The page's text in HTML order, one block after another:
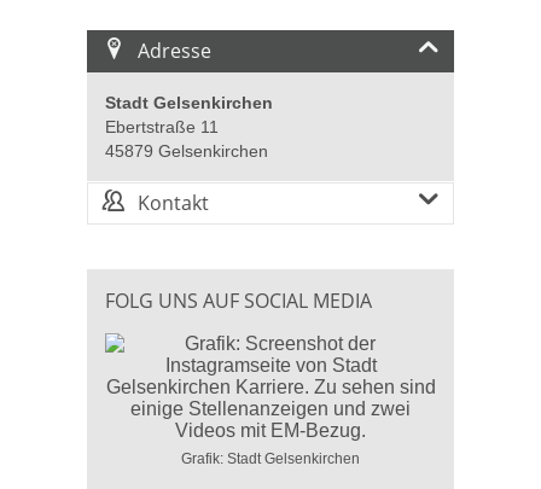
Adresse
Stadt Gelsenkirchen
Ebertstraße 11
45879 Gelsenkirchen
Kontakt
FOLG UNS AUF SOCIAL MEDIA
Grafik: Stadt Gelsenkirchen